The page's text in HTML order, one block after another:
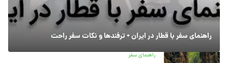
راهنمای سفر با قطار در ایران + ترفندها و نکات سفر راحت
راهنمای سفر